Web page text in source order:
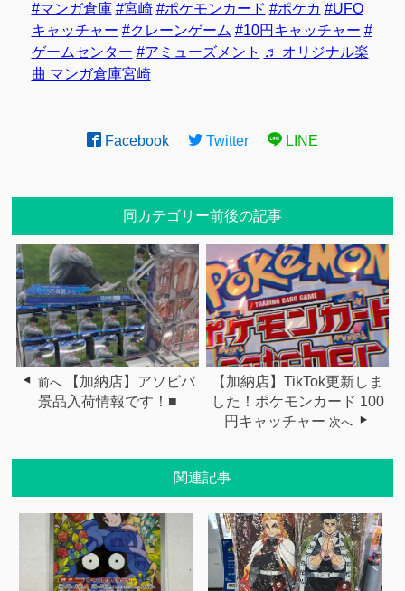
#マンガ倉庫 #宮崎 #ポケモンカード #ポケカ #UFO
キャッチャー #クレーンゲーム #10円キャッチャー #
ゲームセンター #アミューズメント ♬ オリジナル楽
曲 マンガ倉庫宮崎
Facebook Twitter LINE
同カテゴリー前後の記事
前へ
【加納店】アソビバ
景品入荷情報です！■
【加納店】TikTok更新しま
した！ポケモンカード 100
円キャッチャー 次へ
関連記事